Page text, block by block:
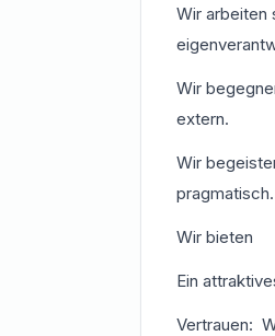
Wir arbeiten
Wir
extern.
Wir
pragmatisch.
Wir bieten
Ein
Vertrauen: